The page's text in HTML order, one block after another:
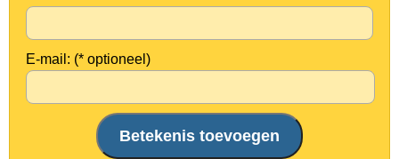
E-mail: (* optioneel)